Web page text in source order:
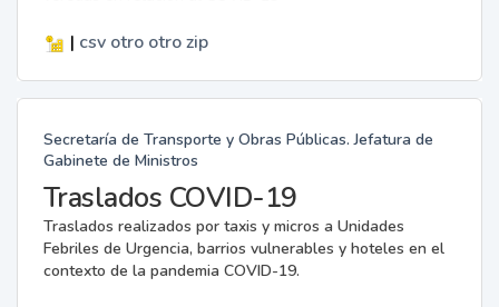
| csv otro otro zip
Secretaría de Transporte y Obras Públicas. Jefatura de
Gabinete de Ministros
Traslados COVID-19
Traslados realizados por taxis y micros a Unidades
Febriles de Urgencia, barrios vulnerables y hoteles en el
contexto de la pandemia COVID-19.